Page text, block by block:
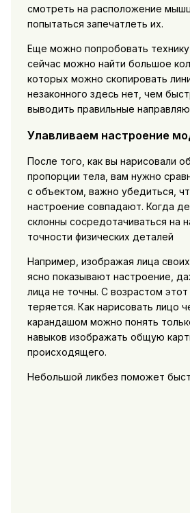
смотреть на расположение
попытаться запечатлеть их.
Еще можно попробовать технику
сейчас можно найти большое
которых можно скопировать
незаконного здесь нет, чем
выводить правильные
Улавливаем настроение
После того, как вы нарисовали
пропорции тела, вам нужно
с объектом, важно убедиться,
настроение совпадают. Когда
склонны сосредотачиваться на
точности физических деталей
Например, изображая лица
ясно показывают настроение,
лица не точны. С возрастом этот
теряется. Как нарисовать лицо
карандашом можно понять
навыков изображать общую
происходящего.
Небольшой ликбез поможет